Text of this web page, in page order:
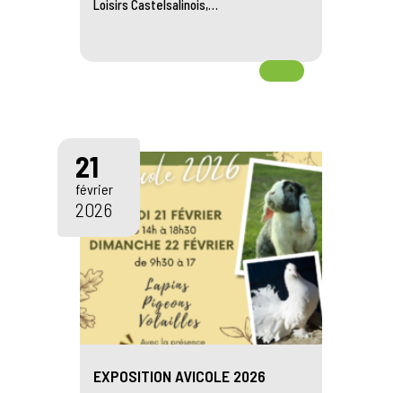
Loisirs Castelsalinois,…
21
février
2026
EXPOSITION AVICOLE 2026